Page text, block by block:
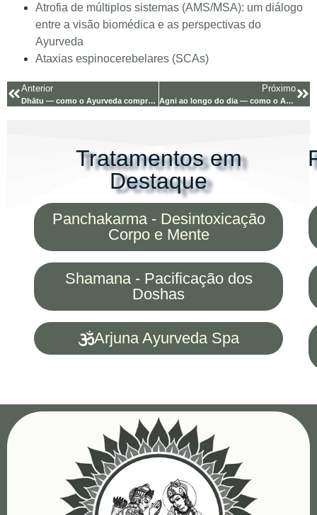
Atrofia de múltiplos sistemas (AMS/MSA): um diálogo
entre a visão biomédica e as perspectivas do
Ayurveda
Ataxias espinocerebelares (SCAs)
Anterior
Dhātu — como o Ayurveda compreende os tecidos e o fluxo nutricional do corpo
Próximo
Agni ao longo do dia — como o Ayurveda compreende os ritmos digestivos e a dinacharyā
Tratamentos em
Destaque
Panchakarma - Desintoxicação
Corpo e Mente
Shamana - Pacificação dos
Doshas
Arjuna Ayurveda Spa